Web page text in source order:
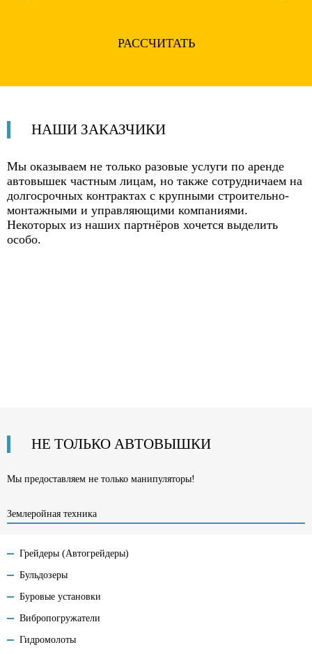
РАССЧИТАТЬ
НАШИ ЗАКАЗЧИКИ
Мы оказываем не только разовые услуги по аренде
автовышек частным лицам, но также сотрудничаем на
долгосрочных контрактах с крупными строительно-
монтажными и управляющими компаниями.
Некоторых из наших партнёров хочется выделить
особо.
НЕ ТОЛЬКО АВТОВЫШКИ
Мы предоставляем не только манипуляторы!
Землеройная техника
Грейдеры (Автогрейдеры)
Бульдозеры
Буровые установки
Вибропогружатели
Гидромолоты